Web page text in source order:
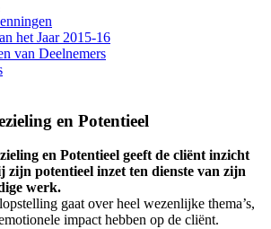
het Jaar 2015-16
van Deelnemers
en Potentieel
en Potentieel geeft de cliënt inzicht
zijn potentieel inzet ten dienste van zijn
werk.
gaat over heel wezenlijke thema’s,
impact hebben op de cliënt.